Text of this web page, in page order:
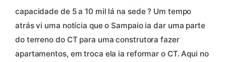
capacidade de 5 a 10 mil lá na sede ? Um tempo
atrás vi uma notícia que o Sampaio ia dar uma parte
do terreno do CT para uma construtora fazer
apartamentos, em troca ela ia reformar o CT. Aqui no